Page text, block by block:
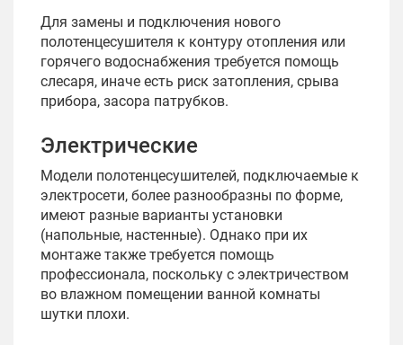
Для замены и подключения нового
полотенцесушителя к контуру отопления или
горячего водоснабжения требуется помощь
слесаря, иначе есть риск затопления, срыва
прибора, засора патрубков.
Электрические
Модели полотенцесушителей, подключаемые к
электросети, более разнообразны по форме,
имеют разные варианты установки
(напольные, настенные). Однако при их
монтаже также требуется помощь
профессионала, поскольку с электричеством
во влажном помещении ванной комнаты
шутки плохи.